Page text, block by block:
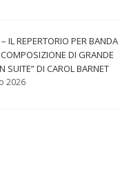
IL REPERTORIO PER BANDA
DI GRANDE
SUITE” DI CAROL BARNET
2026